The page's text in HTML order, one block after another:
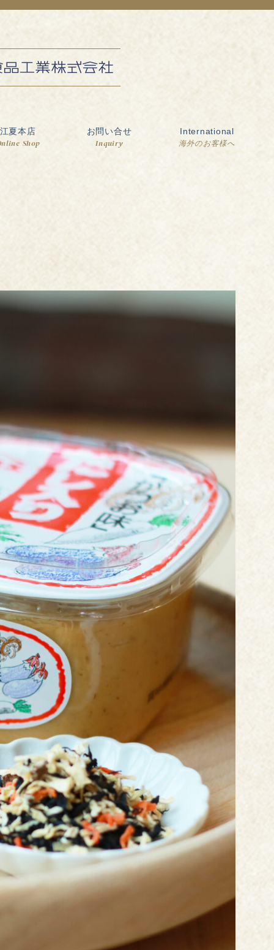
江夏本店
Shop
お問い合せ
Inquiry
International
海外のお客様へ